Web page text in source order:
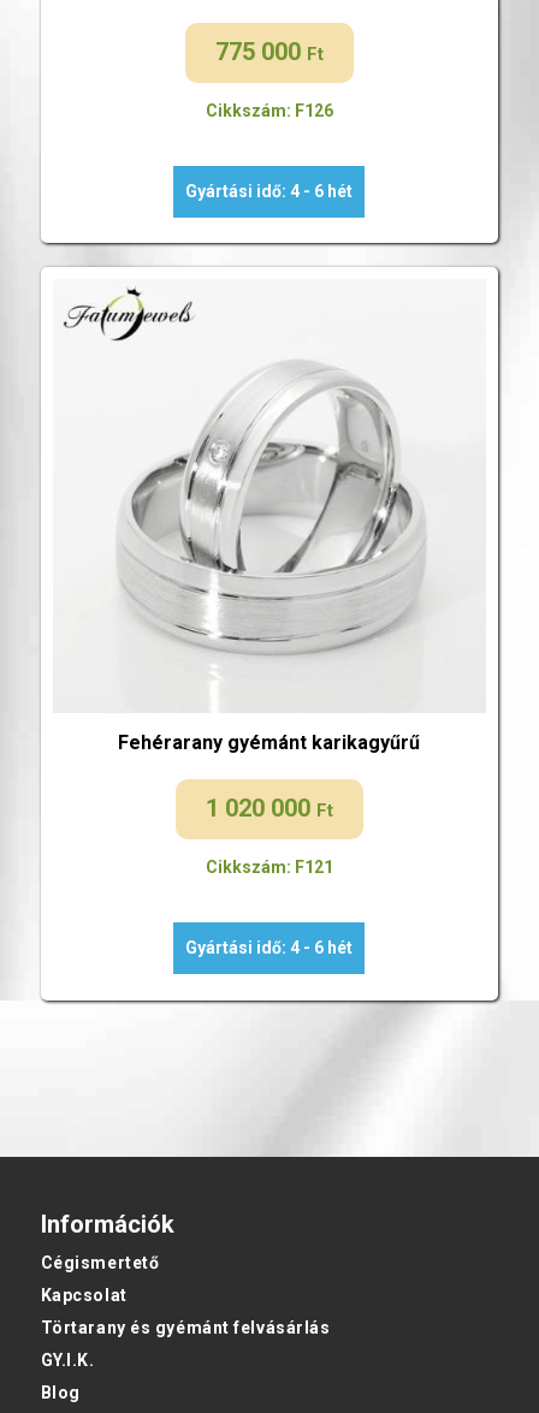
775 000 Ft
Cikkszám: F126
Gyártási idő: 4 - 6 hét
Fehérarany gyémánt karikagyűrű
1 020 000 Ft
Cikkszám: F121
Gyártási idő: 4 - 6 hét
Információk
Cégismertető
Kapcsolat
Törtarany és gyémánt felvásárlás
GY.I.K.
Blog